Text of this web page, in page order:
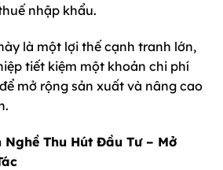
nhập khẩu.
là một lợi thế cạnh tranh lớn,
tiết kiệm một khoản chi phí
mở rộng sản xuất và nâng cao
Thu Hút Đầu Tư – Mở